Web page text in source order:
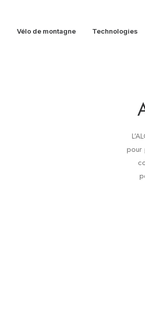
Vélo de montagne Technologies
pour